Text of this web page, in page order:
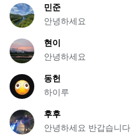
민준
안녕하세요
현이
안녕하세요
동헌
하이루
후후
안녕하세요 반갑습니다